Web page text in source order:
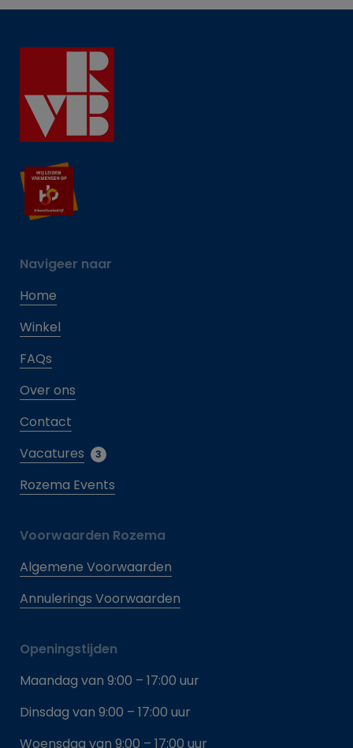
Navigeer naar
Home
Winkel
FAQs
Over ons
Contact
Vacatures
3
Rozema Events
Voorwaarden Rozema
Algemene Voorwaarden
Annulerings Voorwaarden
Openingstijden
Maandag van 9:00 – 17:00 uur
Dinsdag van 9:00 – 17:00 uur
Woensdag van 9:00 – 17:00 uur